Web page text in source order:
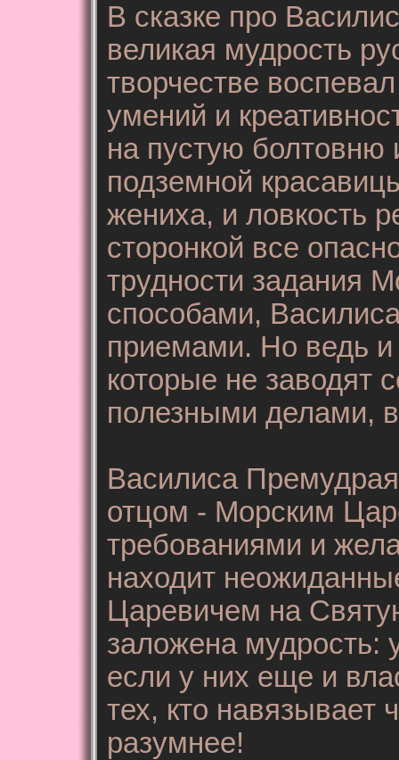
В сказке про
великая мудрость
творчестве
умений и
на пустую болтовню
подземной
жениха, и ловкость
сторонкой все
трудности задания
способами,
приемами. Но ведь и
которые не заводят
полезными делами,
Василиса
отцом - Морским
требованиями и
находит
Царевичем на
заложена
если у них еще и
тех, кто навязывает
разумнее!